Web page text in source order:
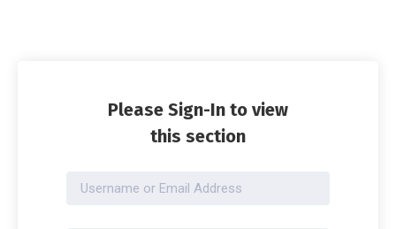
Please Sign-In to view
this section